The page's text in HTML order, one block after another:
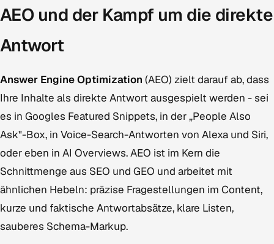
AEO und der Kampf um die direkte
Antwort
Answer Engine Optimization (AEO) zielt darauf ab, dass
Ihre Inhalte als direkte Antwort ausgespielt werden - sei
es in Googles Featured Snippets, in der „People Also
Ask"-Box, in Voice-Search-Antworten von Alexa und Siri,
oder eben in AI Overviews. AEO ist im Kern die
Schnittmenge aus SEO und GEO und arbeitet mit
ähnlichen Hebeln: präzise Fragestellungen im Content,
kurze und faktische Antwortabsätze, klare Listen,
sauberes Schema-Markup.